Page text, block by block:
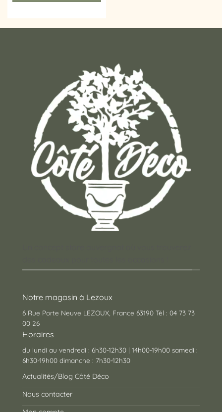
Notre magasin à Lezoux
6 Rue Porte Neuve LEZOUX, France 63190 Tél : 04 73 73
00 26
Horaires
du lundi au vendredi : 6h30-12h30 | 14h00-19h00 samedi :
6h30-19h00 dimanche : 7h30-12h30
Actualités/Blog Côté Déco
Nous contacter